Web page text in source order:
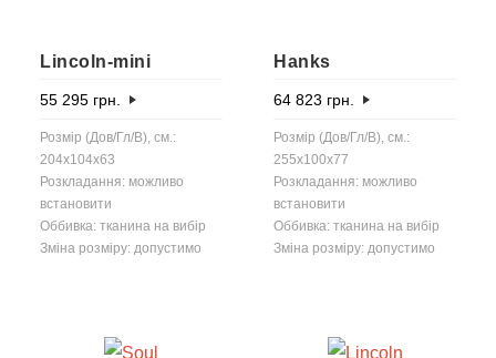
Lincoln-mini
55 295 грн.
Розмір (Дов/Гл/В), см.:
204x104x63
Розкладання: можливо
встановити
Оббивка: тканина на вибір
Зміна розміру: допустимо
Hanks
64 823 грн.
Розмір (Дов/Гл/В), см.:
255x100x77
Розкладання: можливо
встановити
Оббивка: тканина на вибір
Зміна розміру: допустимо